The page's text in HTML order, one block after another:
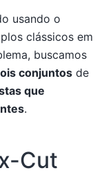
usando o
clássicos em
buscamos
conjuntos de
que
.
Cut